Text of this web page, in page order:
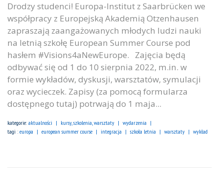
Drodzy studenci! Europa-Institut z Saarbrücken we
współpracy z Europejską Akademią Otzenhausen
zapraszają zaangażowanych młodych ludzi nauki
na letnią szkołę European Summer Course pod
hasłem #Visions4aNewEurope. Zajęcia będą
odbywać się od 1 do 10 sierpnia 2022, m.in. w
formie wykładów, dyskusji, warsztatów, symulacji
oraz wycieczek. Zapisy (za pomocą formularza
dostępnego tutaj) potrwają do 1 maja...
kategorie: aktualności kursy, szkolenia, warsztaty
wydarzenia
tagi : europa european summer course integracja szkoła letnia warsztaty wykład